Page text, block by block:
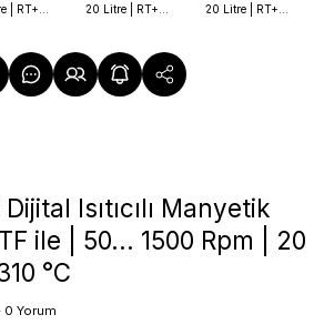
Isıtıcılı Manyetik
ile | 50... 1500 Rpm | 20
°C
0 Yorum